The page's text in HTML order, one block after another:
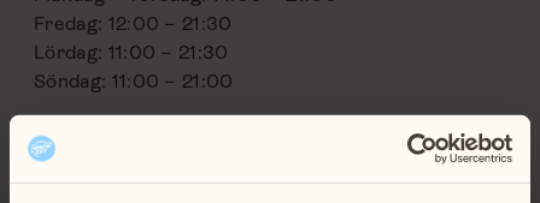
Fredag: 12:00 – 21:30
Lördag: 11:00 – 21:30
Söndag: 11:00 – 21:00